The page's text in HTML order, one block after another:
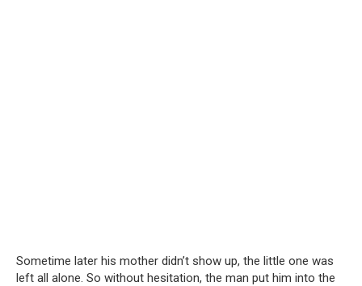
Sometime later his mother didn’t show up, the little one was
left all alone. So without hesitation, the man put him into the